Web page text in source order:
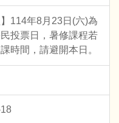
】114年8月23日(六)為
投票日，暑修課程若
時間，請避開本日。